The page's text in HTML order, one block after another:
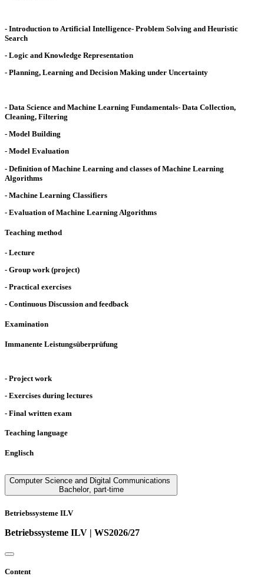
- Introduction to Artificial Intelligence- Problem Solving and Heuristic
Search
- Logic and Knowledge Representation
- Planning, Learning and Decision Making under Uncertainty
- Data Science and Machine Learning Fundamentals- Data Collection,
Cleaning, Filtering
- Model Building
- Model Evaluation
- Definition of Machine Learning and classes of Machine Learning
Algorithms
- Machine Learning Classifiers
- Evaluation of Machine Learning Algorithms
Teaching method
- Lecture
- Group work (project)
- Practical exercises
- Continuous Discussion and feedback
Examination
Immanente Leistungsüberprüfung
- Project work
- Exercises during lectures
- Final written exam
Teaching language
Englisch
Computer Science and Digital Communications
Bachelor, part-time
Betriebssysteme ILV
Betriebssysteme ILV | WS2026/27
Content